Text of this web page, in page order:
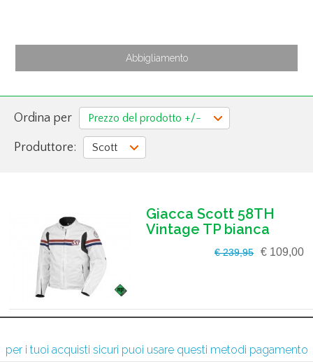
Abbigliamento
Ordina per Prezzo del prodotto +/-
Produttore: Scott
Giacca Scott 58TH
Vintage TP bianca
€ 239,95 € 109,00
per i tuoi acquisti sicuri puoi usare questi metodi pagamento